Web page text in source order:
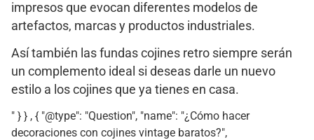
impresos que evocan diferentes modelos de
artefactos, marcas y productos industriales.
Así también las fundas cojines retro siempre serán
un complemento ideal si deseas darle un nuevo
estilo a los cojines que ya tienes en casa.
" } } , { "@type": "Question", "name": "¿Cómo hacer
decoraciones con cojines vintage baratos?",